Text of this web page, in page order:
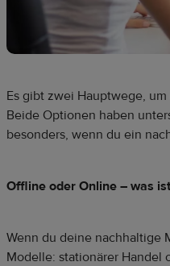
Es gibt zwei Hauptwege,
Beide Optionen haben
besonders, wenn du ein
Offline oder Online – was
Wenn du deine nachhaltige
Modelle: stationärer Handel